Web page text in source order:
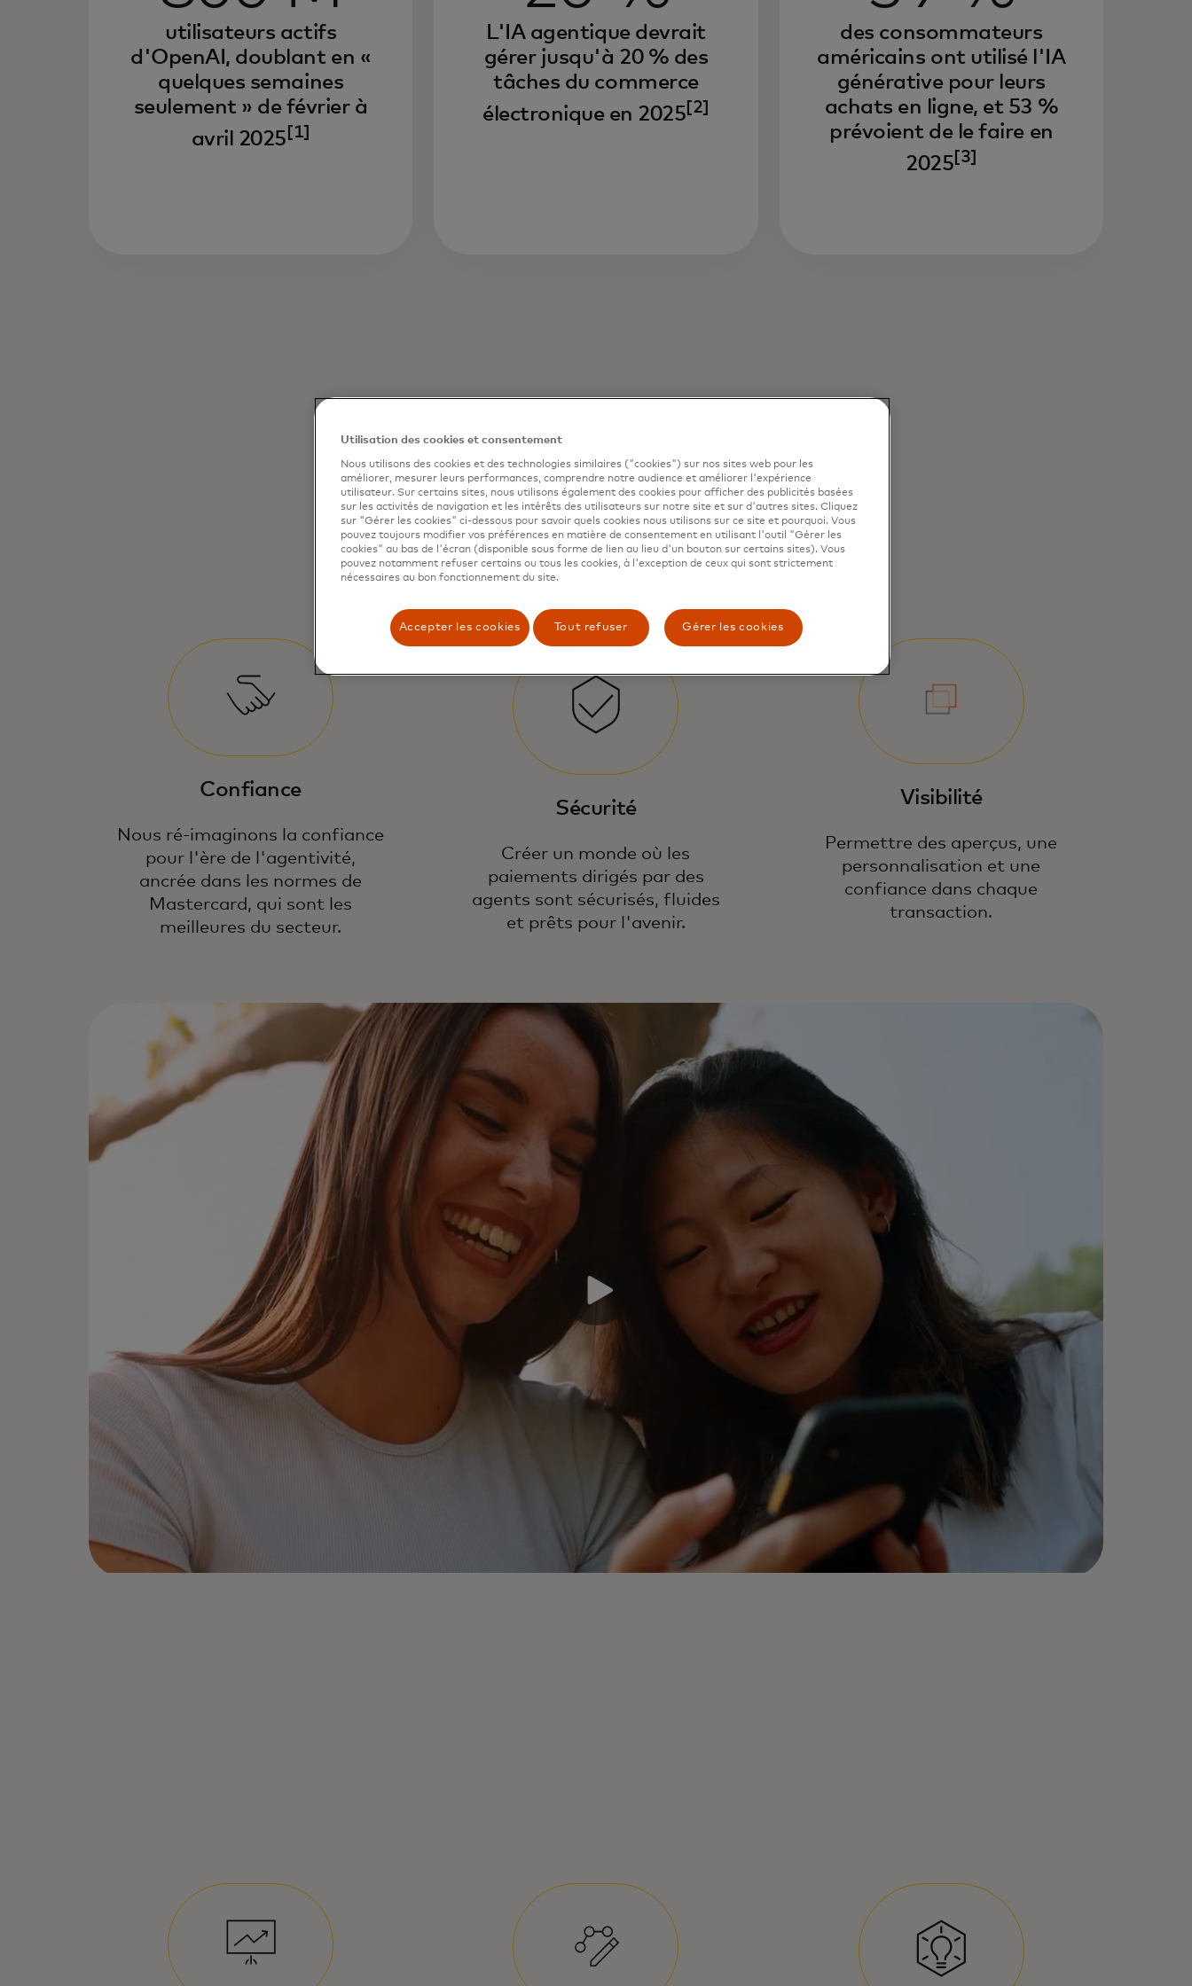
Les consommateurs passent
rapidement des moteurs de
recherche traditionnels à l’IA pour la
découverte de produits et les
achats.
utilisateurs actifs
d'OpenAI, doublant en «
quelques semaines
seulement » de février à
avril 2025 [1]
L'IA agentique devrait
gérer jusqu'à 20 % des
tâches du commerce
électronique en 2025 [2]
des consommateurs
américains ont utilisé l'IA
générative pour leurs
achats en ligne, et 53 %
prévoient de le faire en
2025 [3]
La nouvelle infrastructure de
paiements sécurisés, évolutifs et
fiables dans le commerce
agentique.
Confiance
Nous ré-imaginons la confiance
pour l'ère de l'agentivité,
ancrée dans les normes de
Mastercard, qui sont les
meilleures du secteur.
Sécurité
Créer un monde où les
paiements dirigés par des
agents sont sécurisés, fluides
et prêts pour l'avenir.
Visibilité
Permettre des aperçus, une
personnalisation et une
confiance dans chaque
transaction.
Utilisation des cookies et consentement
Nous utilisons des cookies et des technologies similaires ("cookies") sur nos sites web pour les
améliorer, mesurer leurs performances, comprendre notre audience et améliorer l'expérience
utilisateur. Sur certains sites, nous utilisons également des cookies pour afficher des publicités basées
sur les activités de navigation et les intérêts des utilisateurs sur notre site et sur d'autres sites. Cliquez
sur "Gérer les cookies" ci-dessous pour savoir quels cookies nous utilisons sur ce site et pourquoi. Vous
pouvez toujours modifier vos préférences en matière de consentement en utilisant l'outil "Gérer les
cookies" au bas de l'écran (disponible sous forme de lien au lieu d'un bouton sur certains sites). Vous
pouvez notamment refuser certains ou tous les cookies, à l'exception de ceux qui sont strictement
nécessaires au bon fonctionnement du site.
Accepter les cookies Tout refuser Gérer les cookies